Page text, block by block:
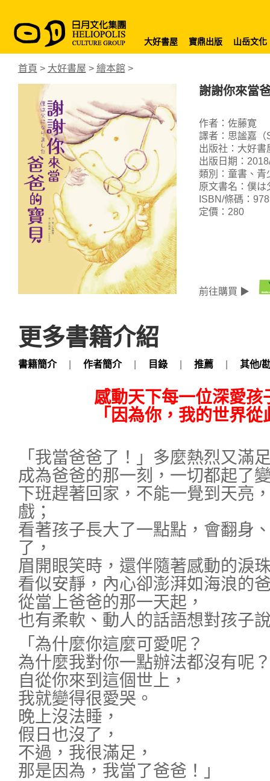
大好書屋 寶鼎出版 山岳文化
首頁 > 大好書屋 > 繪本館 >
謝謝你來當
作者：佐藤寛
譯者：思謐嘉（
出版社：大好書
出版日期：
類別：童書、青
原文書名：僕は
ISBN/條碼：
定價：280
前往購買 ▶
更多書籍介紹
書籍簡介 作者簡介 目錄 推薦 其他/
感動天下每一位深愛
「因為你，我的世界
「我當爸爸了！」多麼熱烈又滿
成為爸爸的那一刻，一切都起
下班趕著回家，不能一覺到天亮
戲；
看著孩子長大了一點點，會翻身
了，
眉開眼笑時，還伴隨著感動的
看似安靜，內心卻澎湃如海浪的
從當上爸爸的那一天起，
也有柔軟、動人的話語想對孩
「為什麼你這麼可愛呢？
為什麼我對你一點辦法都沒有呢
自從你來到這個世上，
我就變得很愛哭。
晚上沒法睡，
假日也沒了，
不過，我很滿足，
那是因為，我當了爸爸！」